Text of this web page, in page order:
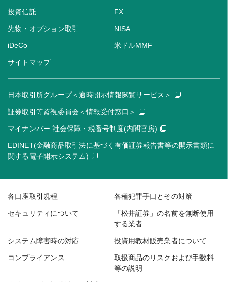
投資信託 FX
先物・オプション取引 NISA
iDeCo 米ドルMMF
サイトマップ
日本取引所グループ＜適時開示情報閲覧サービス＞
証券取引等監視委員会＜情報受付窓口＞
マイナンバー 社会保障・税番号制度(内閣官房)
EDINET(金融商品取引法に基づく有価証券報告書等の開示書類に
関する電子開示システム)
各口座取引規程 各種犯罪手口とその対策
セキュリティについて
「松井証券」の名前を無断使用
する業者
システム障害時の対応 投資用教材販売業者について
コンプライアンス
取扱商品のリスクおよび手数料
等の説明